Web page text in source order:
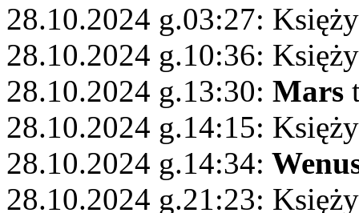
28.10.2024 g.03:27:
28.10.2024 g.10:36:
28.10.2024 g.13:30: Mars
28.10.2024 g.14:15:
28.10.2024 g.14:34:
28.10.2024 g.21:23: